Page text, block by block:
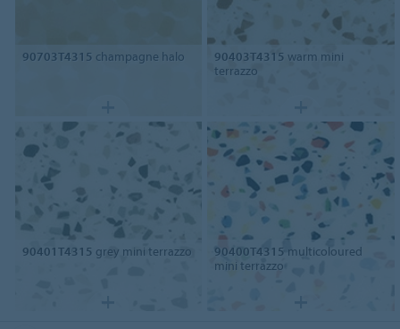
90703T4315 champagne halo 90403T4315 warm mini
terrazzo
90401T4315 grey mini terrazzo 90400T4315 multicoloured
mini terrazzo